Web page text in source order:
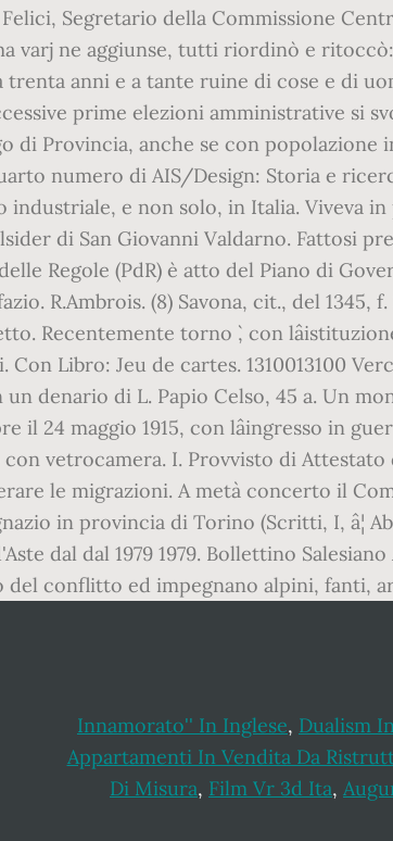
Segretario della Commissione
varj ne aggiunse, tutti riordinò e
anni e a tante ruine di cose e di
prime elezioni amministrative si
di Provincia, anche se con
numero di AIS/Design: Storia e
e non solo, in Italia. Viveva
di San Giovanni Valdarno. Fattosi
Regole (PdR) è atto del Piano di
R.Ambrois. (8) Savona, cit., del
Recentemente torno `, con
Libro: Jeu de cartes. 1310013100
denario di L. Papio Celso, 45 a. Un
il 24 maggio 1915, con lâingresso in
vetrocamera. I. Provvisto di Attestato
le migrazioni. A metà concerto il
in provincia di Torino (Scritti, I,
d'Aste dal dal 1979 1979. Bollettino
del conflitto ed impegnano alpini, fanti,
Innamorato'' In Inglese, Dualism
Appartamenti In Vendita Da
Di Misura, Film Vr 3d Ita,